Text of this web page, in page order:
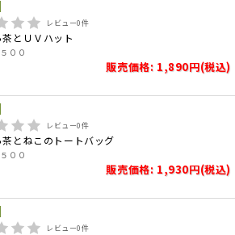
レビュー0件
茶とＵＶハット
００
販売価格: 1,890円(税込)
レビュー0件
茶とねこのトートバッグ
００
販売価格: 1,930円(税込)
レビュー0件